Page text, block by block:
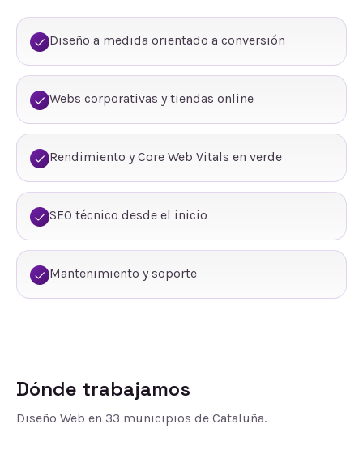
Diseño a medida orientado a conversión
Webs corporativas y tiendas online
Rendimiento y Core Web Vitals en verde
SEO técnico desde el inicio
Mantenimiento y soporte
Dónde trabajamos
Diseño Web en 33 municipios de Cataluña.